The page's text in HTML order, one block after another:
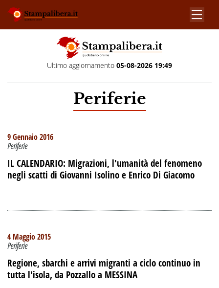
Ultimo aggiornamento 05-08-2026 19:49
Periferie
9 Gennaio 2016
Periferie
IL CALENDARIO: Migrazioni, l'umanità del fenomeno
negli scatti di Giovanni Isolino e Enrico Di Giacomo
4 Maggio 2015
Periferie
Regione, sbarchi e arrivi migranti a ciclo continuo in
tutta l'isola, da Pozzallo a MESSINA